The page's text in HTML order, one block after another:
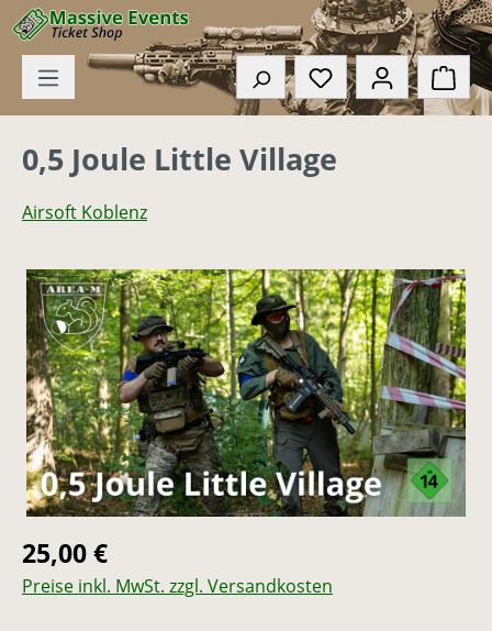
Zum Hauptinhalt springen
Du hast 0
0,5 Joule Little Village
Airsoft Koblenz
Bildergalerie überspringen
Regulärer Preis:
25,00 €
Preise inkl. MwSt. zzgl. Versandkosten